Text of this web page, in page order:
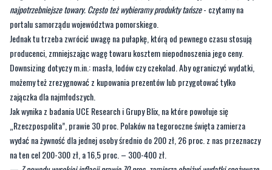
producenci, zmniejszając wagę towaru kosztem niepodnoszenia jego ceny.
Downsizing dotyczy m.in.: masła, lodów czy czekolad. Aby ograniczyć wydatki,
możemy też zrezygnować z kupowania prezentów lub przygotować tylko
zajączka dla najmłodszych.
Jak wynika z badania UCE Research i Grupy Blix, na które powołuje się
„Rzeczpospolita”, prawie 30 proc. Polaków na tegoroczne święta zamierza
wydać na żywność dla jednej osoby średnio do 200 zł, 26 proc. z nas przeznaczy
na ten cel 200-300 zł, a 16,5 proc. – 300-400 zł.
—Z powodu wysokiej inflacji prawie 70 proc. zamierza obniżyć wydatki spożywcze,
31 proc. chce zaoszczędzić na produktach i kupić tańsze zamienniki, a 32 proc. nie
kupi wszystkich potrzebnych artykułów. Według Barometru Providenta Polacy